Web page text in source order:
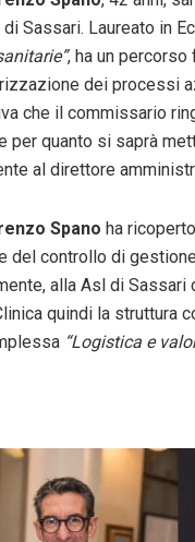
Sassari. Laureato in
, ha un
dei processi
che il commissario
per quanto si saprà
al direttore
Spano ha
del controllo di
alla Asl di
quindi la struttura
“Logistica e